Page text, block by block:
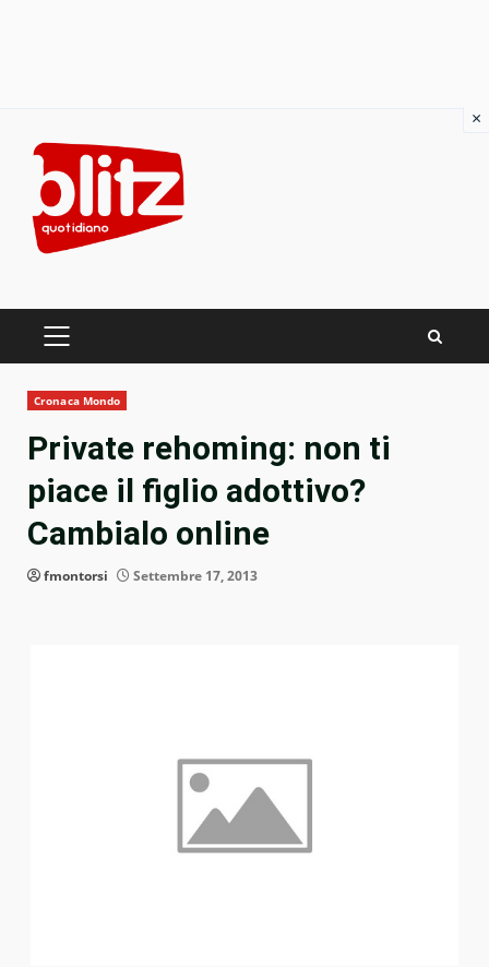
content
PRIMARY
Cronaca Mondo
Private rehoming: non ti
piace il figlio adottivo?
Cambialo online
fmontorsi Settembre 17, 2013
×